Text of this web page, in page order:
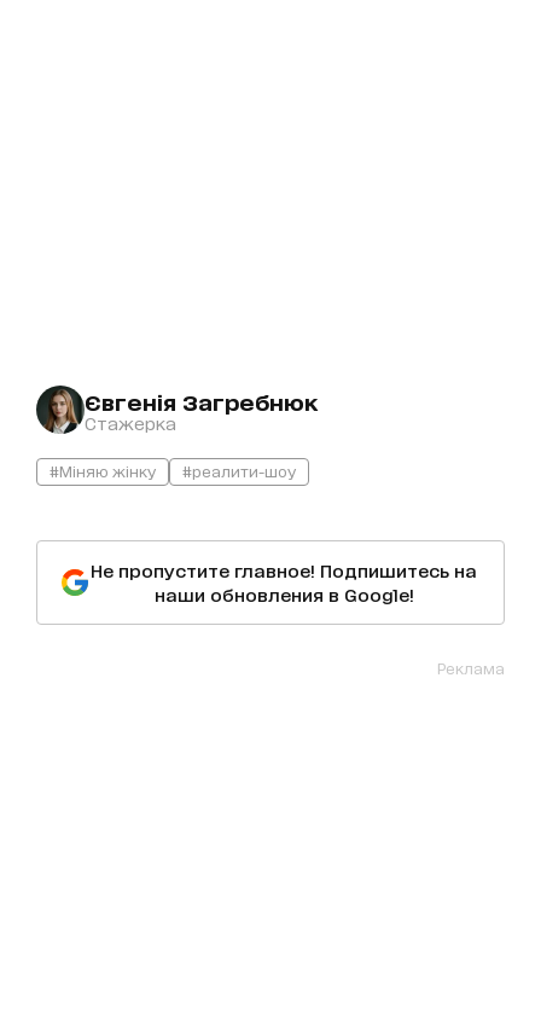
Євгенія Загребнюк
Стажерка
#Міняю жінку #реалити-шоу
Не пропустите главное! Подпишитесь на
наши обновления в Google!
Реклама